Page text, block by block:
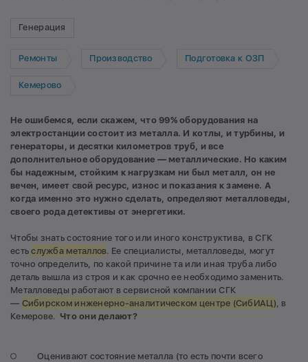
Генерация
Ремонты Производство Подготовка к ОЗП
Кемерово
Не ошибемся, если скажем, что 99% оборудования на
электростанции состоит из металла. И котлы, и турбины, и
генераторы, и десятки километров труб, и все
дополнительное оборудование — металлические. Но каким
бы надежным, стойким к нагрузкам ни был металл, он не
вечен, имеет свой ресурс, износ и показания к замене. А
когда именно это нужно сделать, определяют металловеды,
своего рода детективы от энергетики.
Чтобы знать состояние того или иного конструктива, в СГК
естьслужба металлов. Ее специалисты, металловеды, могут
точно определить, по какой причине та или иная труба либо
деталь вышла из строя и как срочно ее необходимо заменить.
Металловеды работают в сервисной компании СГК
— Сибирском инженерно-аналитическом центре (СибИАЦ) , в
Кемерове. Что они делают?
Оценивают состояние металла (то есть почти всего